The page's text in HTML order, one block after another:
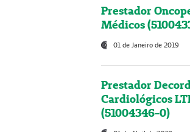
Prestador
Médicos
01 de Janeiro de 2019
Prestador
Cardiológicos
(51004346-0)